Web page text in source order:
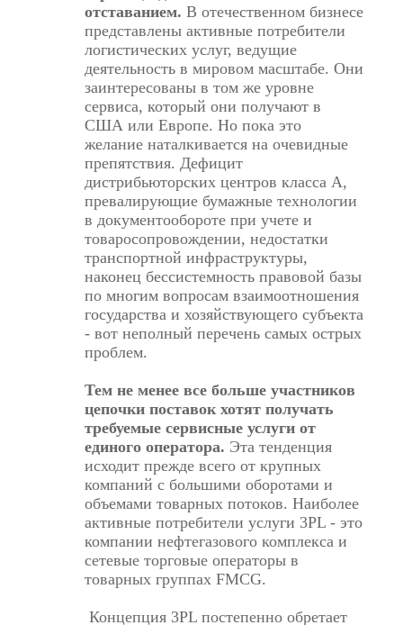
отставанием. В отечественном бизнесе
представлены активные потребители
логистических услуг, ведущие
деятельность в мировом масштабе. Они
заинтересованы в том же уровне
сервиса, который они получают в
США или Европе. Но пока это
желание наталкивается на очевидные
препятствия. Дефицит
дистрибьюторских центров класса А,
превалирующие бумажные технологии
в документообороте при учете и
товаросопровождении, недостатки
транспортной инфраструктуры,
наконец бессистемность правовой базы
по многим вопросам взаимоотношения
государства и хозяйствующего субъекта
- вот неполный перечень самых острых
проблем.
Тем не менее все больше участников
цепочки поставок хотят получать
требуемые сервисные услуги от
единого оператора. Эта тенденция
исходит прежде всего от крупных
компаний с большими оборотами и
объемами товарных потоков. Наиболее
активные потребители услуги 3PL - это
компании нефтегазового комплекса и
сетевые торговые операторы в
товарных группах FMCG.
Концепция 3PL постепенно обретает